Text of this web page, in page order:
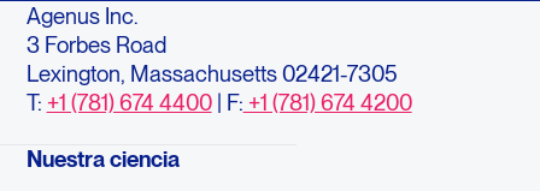
Agenus Inc.
3 Forbes Road
Lexington, Massachusetts 02421-7305
T: +1 (781) 674 4400| F: +1 (781) 674 4200
Nuestra ciencia